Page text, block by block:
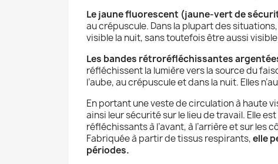
Le jaune fluorescent (jaune-vert de
au crépuscule. Dans la plupart des
visible la nuit, sans toutefois être aussi
Les bandes rétroréfléchissantes
réfléchissent la lumière vers la source du
l’aube, au crépuscule et dans la nuit. Elles
En portant une veste de circulation à haute
ainsi leur sécurité sur le lieu de travail. Elle
réfléchissants à l’avant, à l’arrière et sur
Fabriquée à partir de tissus respirants,elle
périodes.